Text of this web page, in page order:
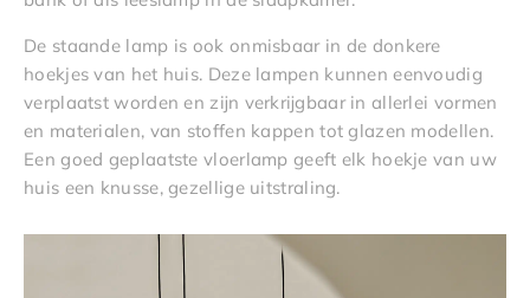
De staande lamp is ook onmisbaar in de donkere
hoekjes van het huis. Deze lampen kunnen eenvoudig
verplaatst worden en zijn verkrijgbaar in allerlei vormen
en materialen, van stoffen kappen tot glazen modellen.
Een goed geplaatste vloerlamp geeft elk hoekje van uw
huis een knusse, gezellige uitstraling.